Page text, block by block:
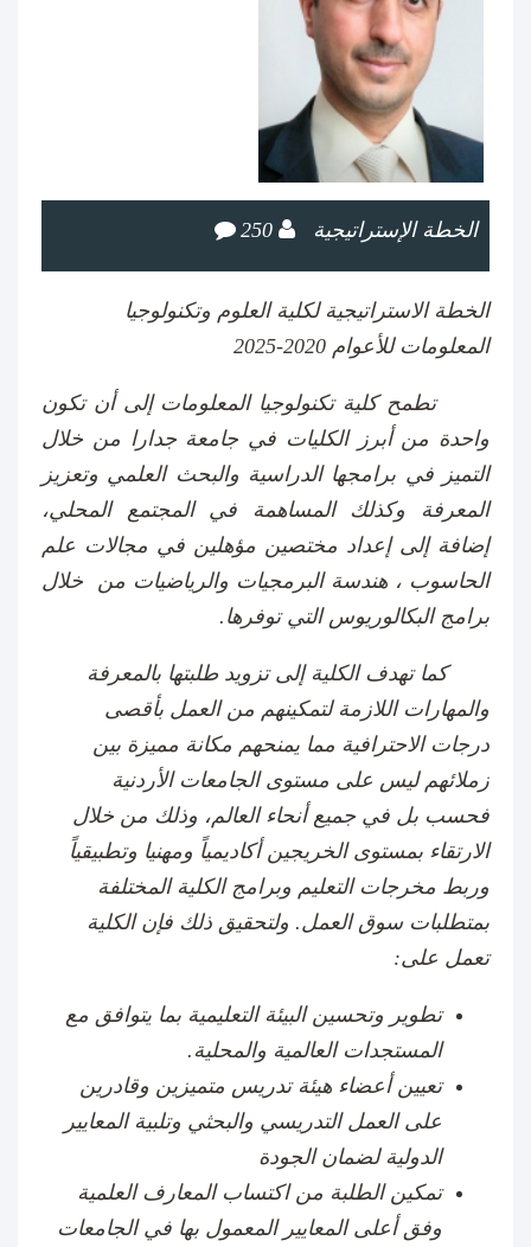
الخطة الإستراتيجية 250
الخطة الاستراتيجية لكلية العلوم وتكنولوجيا
المعلومات للأعوام 2020-2025
​​​​تطمح كلية تكنولوجيا المعلومات إلى أن تكون
واحدة من أبرز الكليات في جامعة جدارا من خلال
التميز في برامجها الدراسية والبحث العلمي وتعزيز
المعرفة وكذلك المساهمة في المجتمع المحلي،
إضافة إلى إعداد مختصين مؤهلين في مجالات علم
الحاسوب ، هندسة البرمجيات والرياضيات من خلال
برامج البكالوريوس التي توفرها.
كما تهدف الكلية إلى تزويد طلبتها بالمعرفة
والمهارات اللازمة لتمكينهم من العمل بأقصى
درجات الاحترافية مما يمنحهم مكانة مميزة بين
زملائهم ليس على مستوى الجامعات الأردنية
فحسب بل في جميع أنحاء العالم​، وذلك من خلال
الارتقاء بمستوى الخريجين أكاديمياً ومهنيا وتطبيقياً
وربط مخرجات التعليم وبرامج الكلية المختلفة
بمتطلبات سوق العمل. ​ولتحقيق ذلك فإن الكلية
تعمل على:
تطوير وتحسين البيئة التعليمية بما يتوافق مع
المستجدات العالمية والمحلية .
تعيين أعضاء هيئة تدريس متميزين وقادرين
على العمل التدريسي والبحثي وتلبية المعايير
الدولية لضمان الجودة
تمكين الطلبة من اكتساب المعارف العلمية
وفق أعلى المعايير المعمول بها في الجامعات